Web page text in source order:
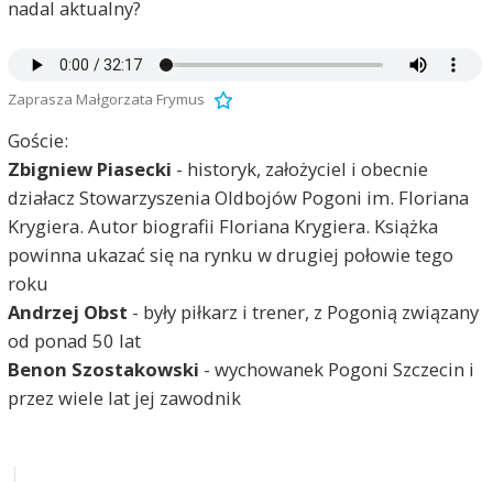
nadal aktualny?
Zaprasza Małgorzata Frymus
Goście:
Zbigniew Piasecki - historyk, założyciel i obecnie
działacz Stowarzyszenia Oldbojów Pogoni im. Floriana
Krygiera. Autor biografii Floriana Krygiera. Książka
powinna ukazać się na rynku w drugiej połowie tego
roku
Andrzej Obst - były piłkarz i trener, z Pogonią związany
od ponad 50 lat
Benon Szostakowski - wychowanek Pogoni Szczecin i
przez wiele lat jej zawodnik